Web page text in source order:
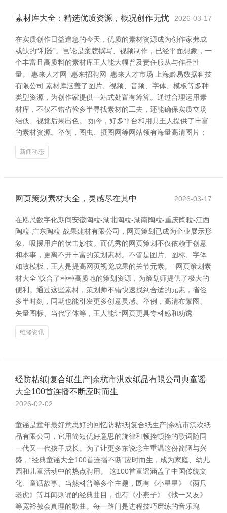
素材库大全：精选优质资源，概况创作无忧 2026-03-17
在实质创作日益遑急的今天，优质的素材资源成为创作家弗成
或缺的“利器”。岂论是案牍撰写、视频制作，已经平面想象，一
个丰富且高质料的素材库王人能大幅普及责任服从与作品性
量。 惠来人才网_惠来招聘网_惠来人才市场 上海黔易数据科技
有限公司 素材库涵盖了图片、视频、音频、字体、模板等多种
类型资源，为创作家提供一站式处置有筹算。通过合理运用素
材库，不仅不错省俭多半寻找素材的工夫，还能确保实质立场
结伙、视觉后果出色。 如今，好多平台和用具王人提供了丰富
的素材资源。举例，图虫、摄图网等网站领有海量高清图片；
新闻动态
网页策划素材大全，灵感尽在其中 2026-03-17
在咫尺数字化期间安徽陶粒-湖北陶粒-湖南陶粒-重庆陶粒-江西
陶粒-广东陶粒-战果建材有限公司，网页策划已成为企业展示形
象、吸援用户的伏击妙技。而优秀的网页策划不仅依赖于创意
和本事，更离不开丰富的策划素材。不管是图片、图标、字体
如故模板，王人是提高网页视觉成果的关节元素。 “网页策划素
材大全”蚁合了种种高质地的策划资源，为策划师提供了极大的
便利。通过这些素材，策划师不错快速找到合适的元素，省俭
多半时刻，同期也能引发更多创意灵感。举例，高清布景图、
矢量图标、当代字体等，王人能让网页更具专科感和劝诱
维修资讯
经防粘纸|复合纸生产|余杭市淇欢纸品有限公司典童谣
大全100首连播不断应时而生
2026-02-02
童谣是童年最好意思好的回忆防粘纸|复合纸生产|余杭市淇欢纸
品有限公司，它用简短优好意思的旋律和顿挫顿挫的歌词随同
一代又一代孩子成长。为了让更多东说念主重温这份简陋与兴
盛，“经典童谣大全100首连播不断”应时而生，成为家庭、幼儿
园和儿童活动中的热点聘用。 这100首童谣涵盖了中国传统文
化、童话故事、当然科普等多个主题，既有《小星星》《两只
老虎》等耳闻则诵的经典曲目，也有《小燕子》《找一又友》
等宽裕教会真理的歌曲。每一路门是进程技巧磨练的音乐瑰